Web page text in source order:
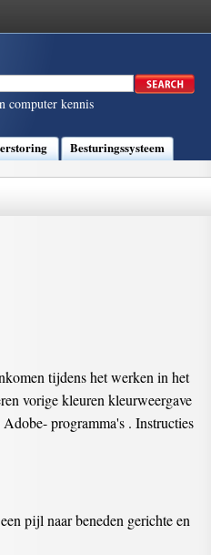
computer kennis
Besturingssysteem
tijdens het werken in het
vorige kleuren kleurweergave
programma's . Instructies
pijl naar beneden gerichte en